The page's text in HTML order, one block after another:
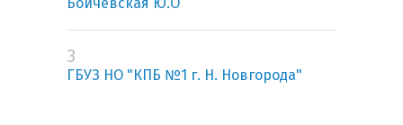
Бойчевская Ю.О
3
ГБУЗ НО "КПБ №1 г. Н. Новгорода"